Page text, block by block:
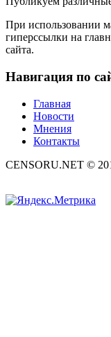
При использовании
гиперссылки на
сайта.
Навигация по
Главная
Новости
Мнения
Контакты
CENSORU.NET ©